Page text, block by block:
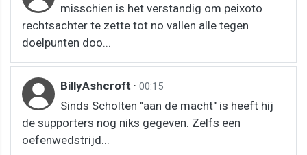
misschien is het verstandig om peixoto
rechtsachter te zette tot no vallen alle tegen
doelpunten doo...
BillyAshcroft · 00:15
Sinds Scholten "aan de macht" is heeft hij
de supporters nog niks gegeven. Zelfs een
oefenwedstrijd...